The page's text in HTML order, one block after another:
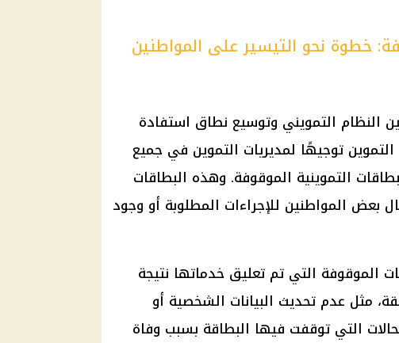
خطوة نحو التيسير على المواطنين
النظام التمويني وتوسيع نطاق استفادة
التموين توجيهًا لمديريات التموين في جميع
التموينية الموقوفة. وهذه البطاقات
المواطنين للإجراءات المطلوبة أو وجود
الموقوفة التي تم تعليق خدماتها نتيجة
مثل عدم تحديث البيانات الشخصية أو
التي توقفت فيها البطاقة بسبب وفاة